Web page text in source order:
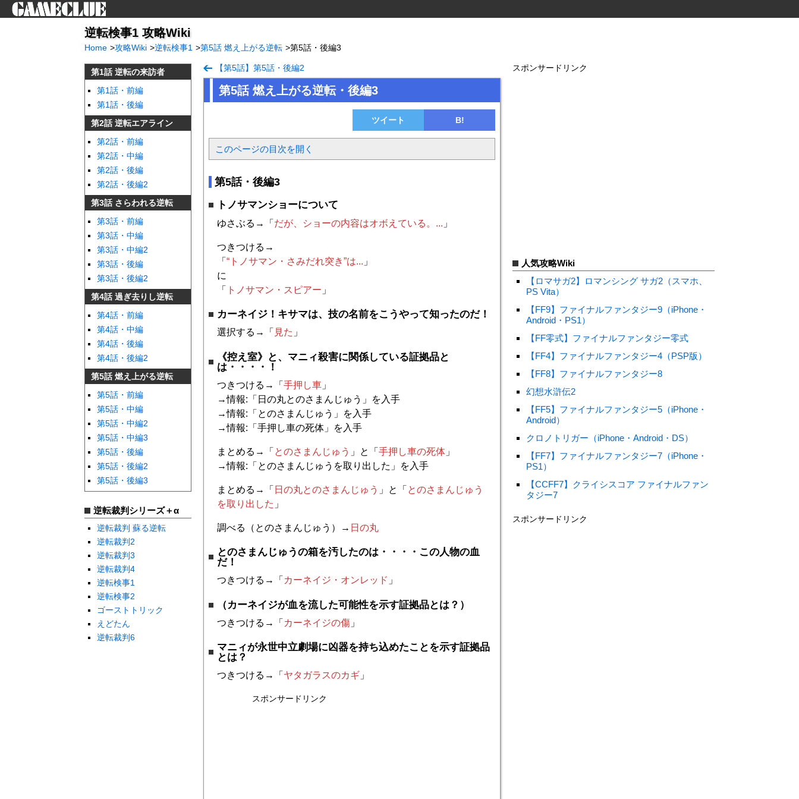
逆転検事1 攻略Wiki
Home >攻略Wiki >逆転検事1 >第5話 燃え上がる逆転 >第5話・後編3
第1話 逆転の来訪者
第1話・前編
第1話・後編
第2話 逆転エアライン
第2話・前編
第2話・中編
第2話・後編
第2話・後編2
第3話 さらわれる逆転
第3話・前編
第3話・中編
第3話・中編2
第3話・後編
第3話・後編2
第4話 過ぎ去りし逆転
第4話・前編
第4話・中編
第4話・後編
第4話・後編2
第5話 燃え上がる逆転
第5話・前編
第5話・中編
第5話・中編2
第5話・中編3
第5話・後編
第5話・後編2
第5話・後編3
逆転裁判シリーズ＋α
逆転裁判 蘇る逆転
逆転裁判2
逆転裁判3
逆転裁判4
逆転検事1
逆転検事2
ゴーストトリック
えどたん
逆転裁判6
【第5話】第5話・後編2
第5話 燃え上がる逆転・後編3
ツイート B!
このページの目次を開く
第5話・後編3
トノサマンショーについて
ゆさぶる→「 だが、ショーの内容はオボえている。... 」
つきつける→
「“トノサマン・さみだれ突き”は... 」
に
「
トノサマン・スピアー 」
カーネイジ！キサマは、技の名前をこうやって知ったのだ！
選択する→「 見た 」
《控え室》と、マニィ殺害に関係している証拠品と
は・・・・！
つきつける→「手押し車 」
→情報:「日の丸とのさまんじゅう」を入手
→情報:「とのさまんじゅう」を入手
→情報:「手押し車の死体」を入手
まとめる→「 とのさまんじゅう 」と「手押し車の死体 」
→情報:「とのさまんじゅうを取り出した」を入手
まとめる→「 日の丸とのさまんじゅう 」と「 とのさまんじゅう
を取り出した 」
調べる（とのさまんじゅう）→ 日の丸
とのさまんじゅうの箱を汚したのは・・・・この人物の血
だ！
つきつける→「 カーネイジ・オンレッド 」
（カーネイジが血を流した可能性を示す証拠品とは？）
つきつける→「 カーネイジの傷 」
マニィが永世中立劇場に凶器を持ち込めたことを示す証拠品
とは？
つきつける→「 ヤタガラスのカギ 」
スポンサードリンク
スポンサードリンク
人気攻略Wiki
【ロマサガ2】ロマンシング サガ2（スマホ、
PS Vita）
【FF9】ファイナルファンタジー9（iPhone・
Android・PS1）
【FF零式】ファイナルファンタジー零式
【FF4】ファイナルファンタジー4（PSP版）
【FF8】ファイナルファンタジー8
幻想水滸伝2
【FF5】ファイナルファンタジー5（iPhone・
Android）
クロノトリガー（iPhone・Android・DS）
【FF7】ファイナルファンタジー7（iPhone・
PS1）
【CCFF7】クライシスコア ファイナルファン
タジー7
スポンサードリンク